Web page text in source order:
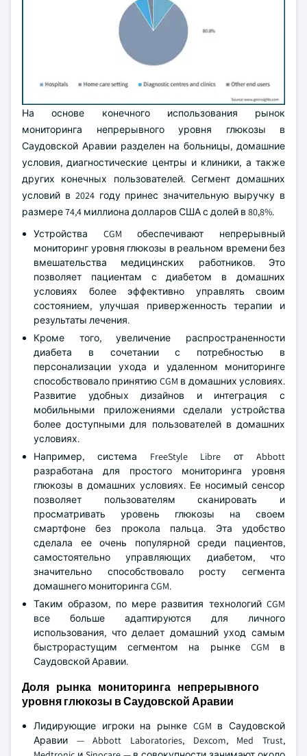
На основе конечного использования рынок
мониторинга непрерывного уровня глюкозы в
Саудовской Аравии разделен на больницы, домашние
условия, диагностические центры и клиники, а также
других конечных пользователей. Сегмент домашних
условий в 2024 году принес значительную выручку в
размере 74,4 миллиона долларов США с долей в 80,8%.
Устройства CGM обеспечивают непрерывный
мониторинг уровня глюкозы в реальном времени без
вмешательства медицинских работников. Это
позволяет пациентам с диабетом в домашних
условиях более эффективно управлять своим
состоянием, улучшая приверженность терапии и
результаты лечения.
Кроме того, увеличение распространенности
диабета в сочетании с потребностью в
персонализации ухода и удаленном мониторинге
способствовало принятию CGM в домашних условиях.
Развитие удобных дизайнов и интеграция с
мобильными приложениями сделали устройства
более доступными для пользователей в домашних
условиях.
Например, система FreeStyle Libre от Abbott
разработана для простого мониторинга уровня
глюкозы в домашних условиях. Ее носимый сенсор
позволяет пользователям сканировать и
просматривать уровень глюкозы на своем
смартфоне без прокола пальца. Эта удобство
сделала ее очень популярной среди пациентов,
самостоятельно управляющих диабетом, что
значительно способствовало росту сегмента
домашнего мониторинга CGM.
Таким образом, по мере развития технологий CGM
все больше адаптируются для личного
использования, что делает домашний уход самым
быстрорастущим сегментом на рынке CGM в
Саудовской Аравии.
Доля рынка мониторинга непрерывного
уровня глюкозы в Саудовской Аравии
Лидирующие игроки на рынке CGM в Саудовской
Аравии — Abbott Laboratories, Dexcom, Med Trust,